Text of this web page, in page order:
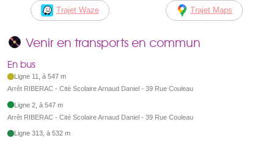
Trajet Waze Trajet Maps
Venir en transports en commun
En bus
Ligne 11, à 547 m
Arrêt RIBERAC - Cité Scolaire Arnaud Daniel - 39 Rue Couleau
Ligne 2, à 547 m
Arrêt RIBERAC - Cité Scolaire Arnaud Daniel - 39 Rue Couleau
Ligne 313, à 532 m